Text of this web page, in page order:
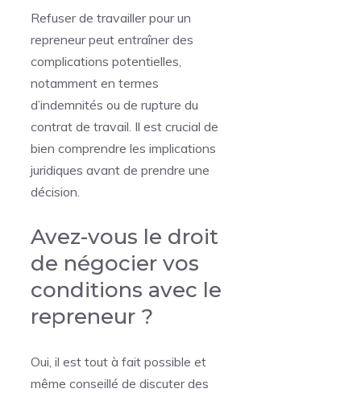
Refuser de travailler pour un
repreneur peut entraîner des
complications potentielles,
notamment en termes
d’indemnités ou de rupture du
contrat de travail. Il est crucial de
bien comprendre les implications
juridiques avant de prendre une
décision.
Avez-vous le droit
de négocier vos
conditions avec le
repreneur ?
Oui, il est tout à fait possible et
même conseillé de discuter des